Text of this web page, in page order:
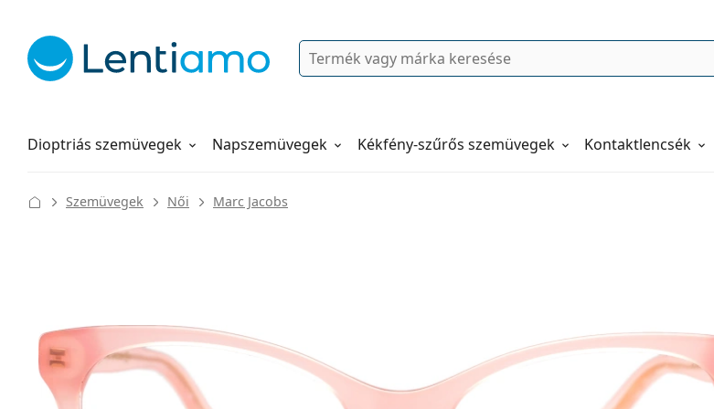
Keresés
Kontaktlencsék
Folyadékok
Dioptriás szemüvegek Napszemüvegek Kékfény-szűrős szemüvegek
Hogyan rendeljen
Szemüvegek Női Marc Jacobs